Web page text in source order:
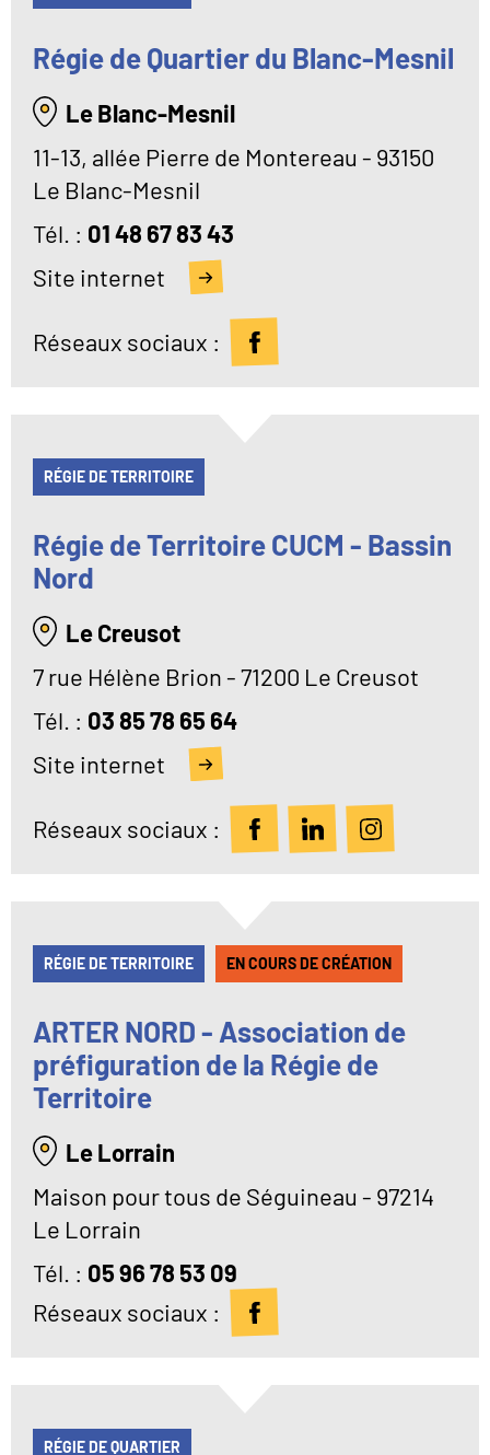
Régie de Quartier du Blanc-Mesnil
Le Blanc-Mesnil
11-13, allée Pierre de Montereau - 93150
Le Blanc-Mesnil
Tél
01 48 67 83 43
Site internet
Réseaux sociaux :
RÉGIE DE TERRITOIRE
Régie de Territoire CUCM - Bassin
Nord
Le Creusot
7 rue Hélène Brion - 71200 Le Creusot
Tél
03 85 78 65 64
Site internet
Réseaux sociaux :
RÉGIE DE TERRITOIRE EN COURS DE CRÉATION
ARTER NORD - Association de
préfiguration de la Régie de
Territoire
Le Lorrain
Maison pour tous de Séguineau - 97214
Le Lorrain
Tél
05 96 78 53 09
Réseaux sociaux :
RÉGIE DE QUARTIER